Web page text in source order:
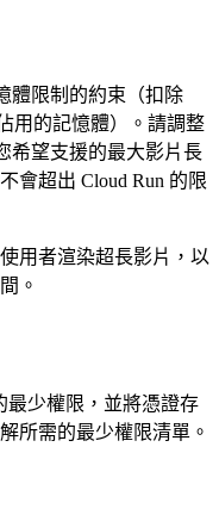
體限制的約束（扣除
用的記憶體）。請調整
希望支援的最大影片長
會超出 Cloud Run 的限
用者渲染超長影片，以
。
最少權限，並將憑證存
所需的最少權限清單。